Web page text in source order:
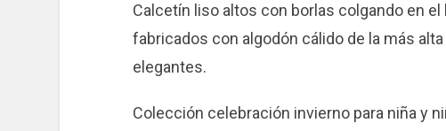
Calcetín liso altos con borlas colgando en
fabricados con algodón cálido de la más
elegantes.
Colección celebración invierno para niña y